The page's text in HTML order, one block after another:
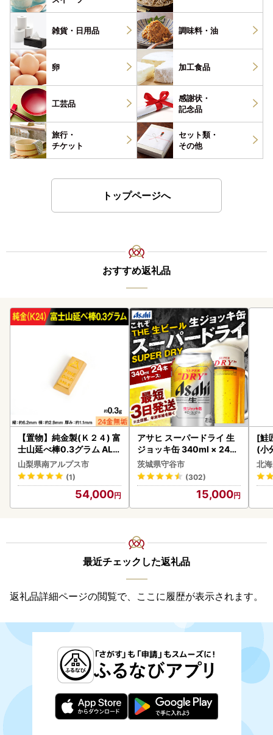
雑貨・ 日用品 調味料・ 油
卵 加工食品
工芸品
感謝状・
記念品
旅行・
チケット
セット類・
その他
トップページへ
おすすめ返礼品
【置物】純金製(Ｋ２４) 富
士山延べ棒0.3グラム ALP
BK193
山梨県南アルプス市
(1)
54,000
アサヒ スーパードライ 生
ジョッキ缶 340ml × 24本
(1ケース) ＜茨城工場＞ 缶
ビール お酒 Asahi 守谷市
茨城県守谷市
(302)
15,000
[鮭
(小
5
北
最近チェックした返礼品
返礼品詳細ページの閲覧で、ここに履歴が表示されます。